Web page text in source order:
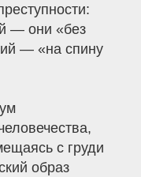
— они «без
— «на спину
с груди
образ